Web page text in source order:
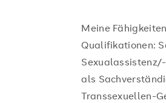
Meine
Qualifikationen:
als
Transsexuellen-